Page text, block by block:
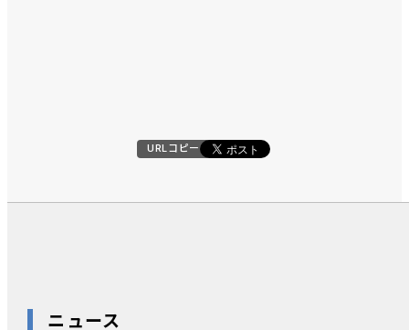
ニュース
URLコピー